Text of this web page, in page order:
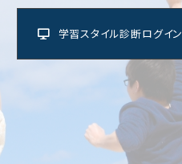
学習スタイル診断ログイン